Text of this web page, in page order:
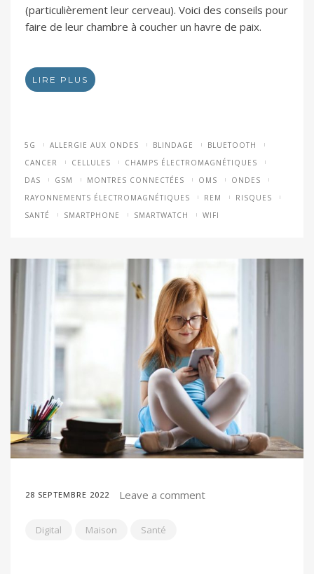
(particulièrement leur cerveau). Voici des conseils pour
faire de leur chambre à coucher un havre de paix.
LIRE PLUS
5G ALLERGIE AUX ONDES BLINDAGE
BLUETOOTH
CANCER
CELLULES
CHAMPS ÉLECTROMAGNÉTIQUES
DAS
GSM MONTRES CONNECTÉES OMS
ONDES
RAYONNEMENTS ÉLECTROMAGNÉTIQUES
REM
RISQUES
SANTÉ
SMARTPHONE SMARTWATCH WIFI
28 SEPTEMBRE 2022 Leave a comment
Digital Maison Santé